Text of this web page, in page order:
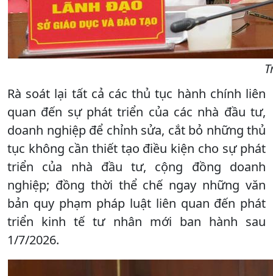
Rà soát lại tất cả các thủ tục hành chính liên
quan đến sự phát triển của các nhà đầu tư,
doanh nghiệp để chỉnh sửa, cắt bỏ những thủ
tục không cần thiết tạo điều kiện cho sự phát
triển của nhà đầu tư, cộng đồng doanh
nghiệp; đồng thời thể chế ngay những văn
bản quy phạm pháp luật liên quan đến phát
triển kinh tế tư nhân mới ban hành sau
1/7/2026.